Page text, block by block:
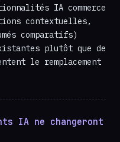
IA commerce
contextuelles,
comparatifs)
plutôt que de
le remplacement
IA ne changeront